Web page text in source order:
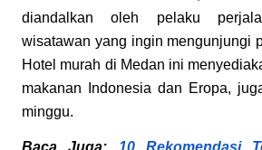
diandalkan oleh pelaku
wisatawan yang ingin mengunjungi
Hotel murah di Medan ini
makanan Indonesia dan Eropa,
minggu.
Baca Juga:
10 Rekomendasi